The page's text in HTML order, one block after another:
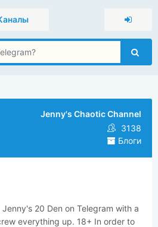
Jenny's Chaotic Channel
3138
Блоги
20 Den on Telegram with a
everything up. 18+ In order to